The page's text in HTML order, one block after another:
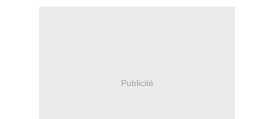
Publicité